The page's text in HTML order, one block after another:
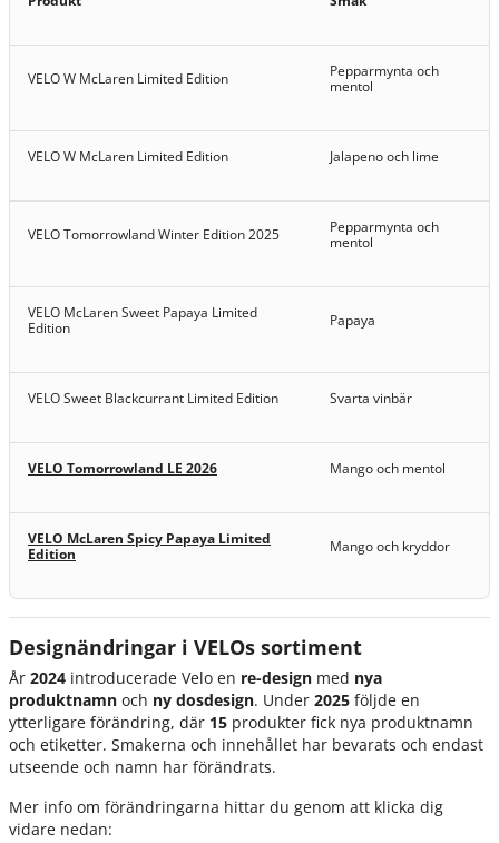
VELO W McLaren Limited Edition
Pepparmynta och
mentol
VELO W McLaren Limited Edition Jalapeno och lime
VELO Tomorrowland Winter Edition 2025
Pepparmynta och
mentol
VELO McLaren Sweet Papaya Limited
Edition
Papaya
VELO Sweet Blackcurrant Limited Edition Svarta vinbär
VELO Tomorrowland LE 2026 Mango och mentol
VELO McLaren Spicy Papaya Limited
Edition
Mango och kryddor
Designändringar i VELOs sortiment
År 2024 introducerade Velo en re-design med nya
produktnamn och ny dosdesign. Under 2025 följde en
ytterligare förändring, där 15 produkter fick nya produktnamn
och etiketter. Smakerna och innehållet har bevarats och endast
utseende och namn har förändrats.
Mer info om förändringarna hittar du genom att klicka dig
vidare nedan: